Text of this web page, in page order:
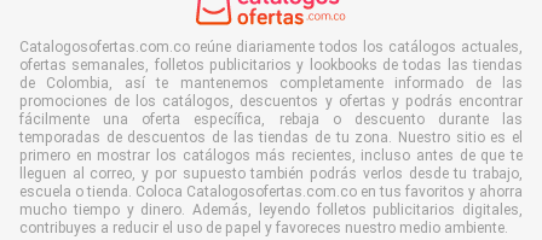
Catalogosofertas.com.co reúne diariamente todos los catálogos actuales,
ofertas semanales, folletos publicitarios y lookbooks de todas las tiendas
de Colombia, así te mantenemos completamente informado de las
promociones de los catálogos, descuentos y ofertas y podrás encontrar
fácilmente una oferta específica, rebaja o descuento durante las
temporadas de descuentos de las tiendas de tu zona. Nuestro sitio es el
primero en mostrar los catálogos más recientes, incluso antes de que te
lleguen al correo, y por supuesto también podrás verlos desde tu trabajo,
escuela o tienda. Coloca Catalogosofertas.com.co en tus favoritos y ahorra
mucho tiempo y dinero. Además, leyendo folletos publicitarios digitales,
contribuyes a reducir el uso de papel y favoreces nuestro medio ambiente.